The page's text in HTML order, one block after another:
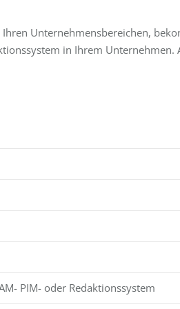
Unternehmensbereichen,
in Ihrem Unternehmen.
PIM- oder Redaktionssystem